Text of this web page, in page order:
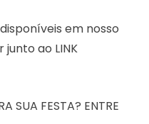
em nosso
ao LINK
SUA FESTA? ENTRE